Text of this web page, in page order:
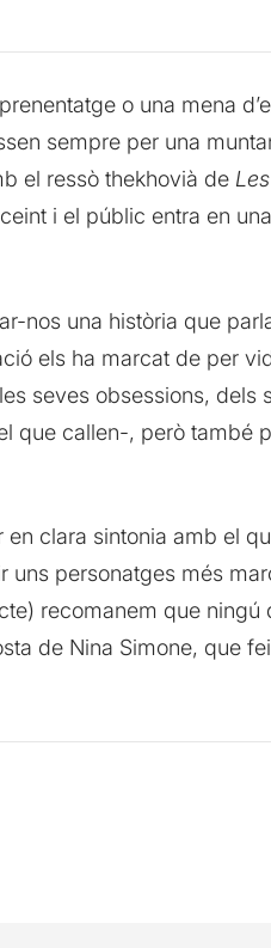
o una mena
sempre per una
el ressò thekhovià de
i el públic entra en
nos una història que
els ha marcat de per
seves obsessions, dels
que callen-, però també
clara sintonia amb el
uns personatges més
recomanem que ningú
de Nina Simone, que